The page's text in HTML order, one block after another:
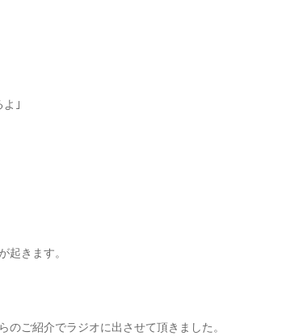
｣
起きます。
ご紹介でラジオに出させて頂きました。